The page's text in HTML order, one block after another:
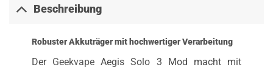
Beschreibung
Robuster Akkuträger mit hochwertiger Verarbeitung
Der Geekvape Aegis Solo 3 Mod macht mit